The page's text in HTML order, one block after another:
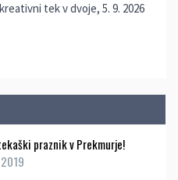
tek v dvoje, 5. 9. 2026
praznik v Prekmurje!